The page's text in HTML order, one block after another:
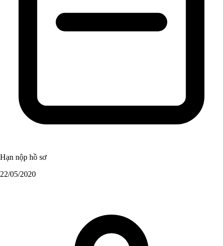
Hạn nộp hồ sơ
22/05/2020